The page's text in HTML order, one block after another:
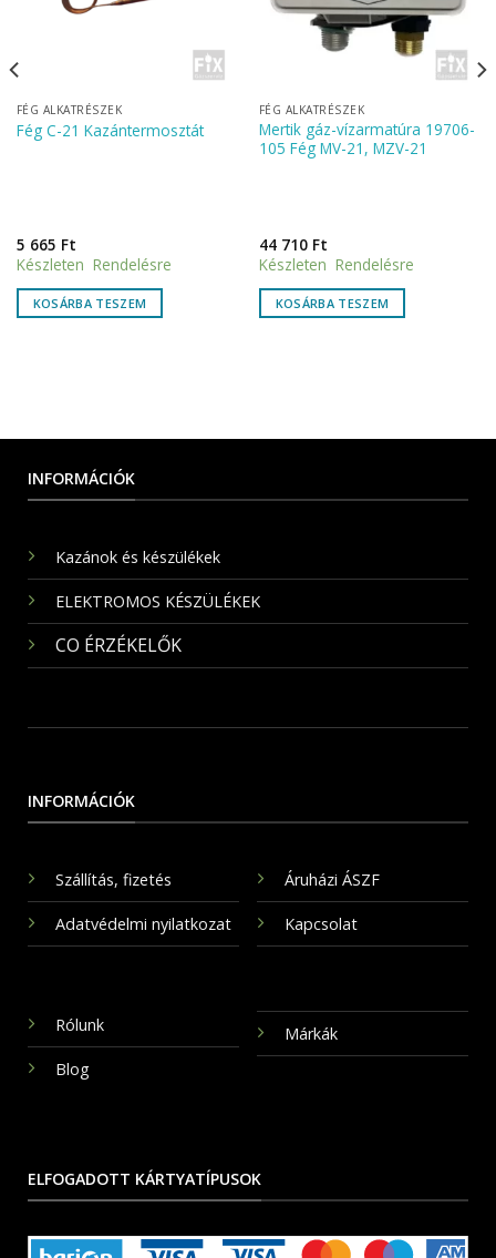
FÉG ALKATRÉSZEK
Fég C-21 Kazántermosztát
5 665 Ft
Készleten Rendelésre
KOSÁRBA TESZEM
FÉG ALKATRÉSZEK
Mertik gáz-vízarmatúra 19706-
105 Fég MV-21, MZV-21
44 710 Ft
Készleten Rendelésre
KOSÁRBA TESZEM
INFORMÁCIÓK
Kazánok és készülékek
ELEKTROMOS KÉSZÜLÉKEK
CO ÉRZÉKELŐK
INFORMÁCIÓK
Szállítás, fizetés
Adatvédelmi nyilatkozat
Áruházi ÁSZF
Kapcsolat
Rólunk
Blog
Márkák
ELFOGADOTT KÁRTYATÍPUSOK